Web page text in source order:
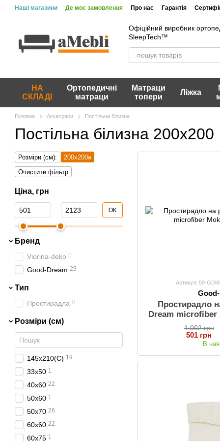
Перейти до основного контенту
Наші магазини Де моє замовлення Про нас Гарантія
Офіційний виробник
SleepTech™
НА
СКЛАДІ
Ортопедичні
матраци
Матраци
топери
Ліжка
Головна Аксесуари Постільна білизна
Постільна білизна 200х200
Артикул: 59-
Простирадло
Dream microfiber
1 002 грн
501 грн
В
Розміри (см):
200х200
Очистити фільтр
Ціна, грн
Від Ціна, грн
До Ціна, грн ОК
Бренд
Viorina-deko 0
Good-Dream 29
Тип
Простирадла 0
Розміри (см)
145х210(С) 19
33х50 1
40х60 22
50х60 1
50х70 26
60х60 22
60х75 1